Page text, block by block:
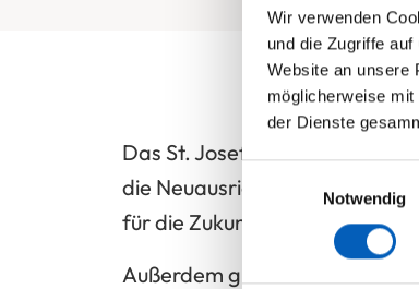
Wir verwenden
und die Zugriffe
Website an unsere
möglicherweise
der Dienste
Notwendig
Das St. Josef-Stift befindet
die Neuausrichtung der
für die Zukunft der Fachklinik.
Außerdem gibt es Einblicke in